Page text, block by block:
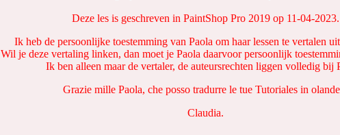
Deze les is geschreven in PaintShop Pro 2019 op 11-04-2023.
Ik heb de persoonlijke toestemming van Paola om haar lessen te vertalen
Wil je deze vertaling linken, dan moet je Paola daarvoor persoonlijk
Ik ben alleen maar de vertaler, de auteursrechten liggen volledig bij
Grazie mille Paola, che posso tradurre le tue Tutoriales in
Claudia.